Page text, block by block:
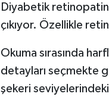
Diyabetik
çıkıyor. Özellikle
Okuma sırasında
detayları seçmekte
şekeri